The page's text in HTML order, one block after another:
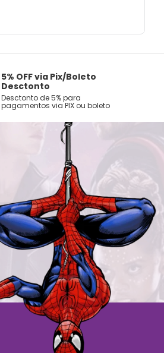
5% OFF via Pix/Boleto
Desctonto
Desctonto de 5% para
pagamentos via PIX ou boleto